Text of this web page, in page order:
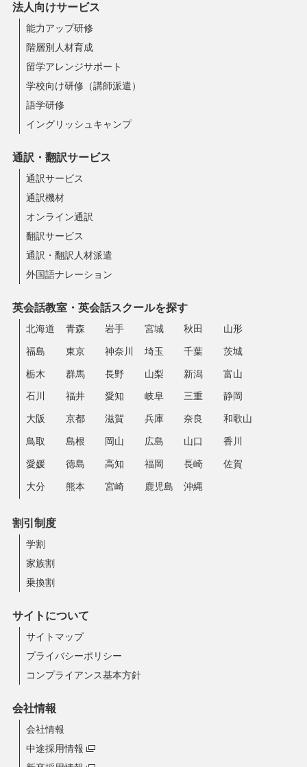
法人向けサービス
能力アップ研修
階層別人材育成
留学アレンジサポート
学校向け研修（講師派遣）
語学研修
イングリッシュキャンプ
通訳・翻訳サービス
通訳サービス
通訳機材
オンライン通訳
翻訳サービス
通訳・翻訳人材派遣
外国語ナレーション
英会話教室・英会話スクールを探す
北海道 青森 岩手 宮城 秋田 山形
福島 東京 神奈川 埼玉 千葉 茨城
栃木 群馬 長野 山梨 新潟 富山
石川 福井 愛知 岐阜 三重 静岡
大阪 京都 滋賀 兵庫 奈良 和歌山
鳥取 島根 岡山 広島 山口 香川
愛媛 徳島 高知 福岡 長崎 佐賀
大分 熊本 宮崎 鹿児島 沖縄
割引制度
学割
家族割
乗換割
サイトについて
サイトマップ
プライバシーポリシー
コンプライアンス基本方針
会社情報
会社情報
中途採用情報